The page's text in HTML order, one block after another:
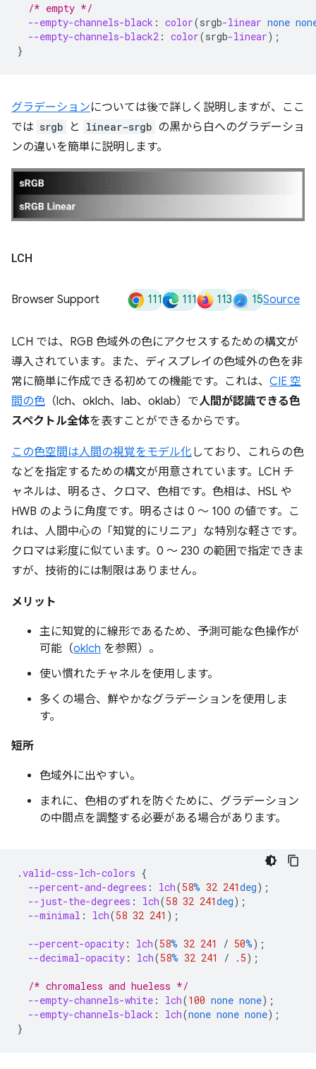
/* empty */
--empty-channels-black : color(srgb-linear none
--empty-channels-black2 : color(srgb-linear);
}
グラデーションについては後で詳しく説明しますが、ここ
では srgb と linear-srgb の黒から白へのグラデーショ
ンの違いを簡単に説明します。
LCH
Browser Support 111 111 113 15Source
LCH では、RGB 色域外の色にアクセスするための構文が
導入されています。また、ディスプレイの色域外の色を非
常に簡単に作成できる初めての機能です。これは、 CIE 空
間の色 （lch、oklch、lab、oklab）で人間が認識できる色
スペクトル全体を表すことができるからです。
この色空間は人間の視覚をモデル化 しており、これらの色
などを指定するための構文が用意されています。LCH チ
ャネルは、明るさ、クロマ、色相です。色相は、HSL や
HWB のように角度です。明るさは 0 ～ 100 の値です。こ
れは、人間中心の「知覚的にリニア」な特別な軽さです。
クロマは彩度に似ています。0 ～ 230 の範囲で指定できま
すが、技術的には制限はありません。
メリット
主に知覚的に線形であるため、予測可能な色操作が
可能（oklch を参照）。
使い慣れたチャネルを使用します。
多くの場合、鮮やかなグラデーションを使用しま
す。
短所
色域外に出やすい。
まれに、色相のずれを防ぐために、グラデーション
の中間点を調整する必要がある場合があります。
.valid-css-lch-colors {
--percent-and-degrees : lch(58% 32 241deg);
--just-the-degrees : lch(58 32 241deg);
--minimal : lch(58 32 241 );
--percent-opacity : lch(58% 32 241 / 50%);
--decimal-opacity : lch(58% 32 241 / .5);
/* chromaless and hueless */
--empty-channels-white : lch(100 none none);
--empty-channels-black : lch(none none none);
}